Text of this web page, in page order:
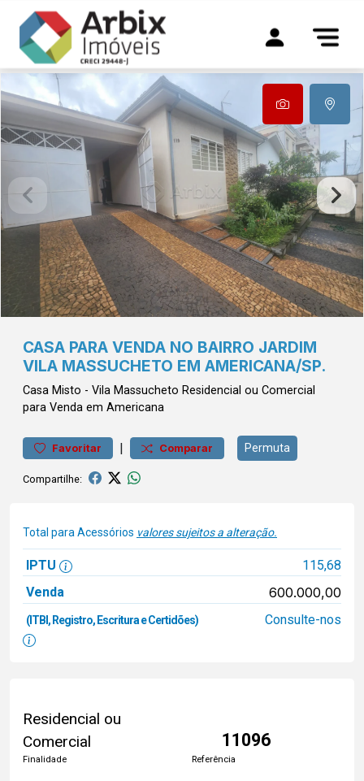
CASA PARA VENDA NO BAIRRO JARDIM
VILA MASSUCHETO EM AMERICANA/SP.
Casa Misto - Vila Massucheto Residencial ou Comercial
para Venda em Americana
Favoritar | Comparar Permuta
Compartilhe:
Total para Acessórios valores sujeitos a alteração.
IPTU
115,68
Venda
600.000,00
(ITBI, Registro, Escritura e Certidões) Consulte-nos
Residencial ou
Comercial
Finalidade
11096
Referência